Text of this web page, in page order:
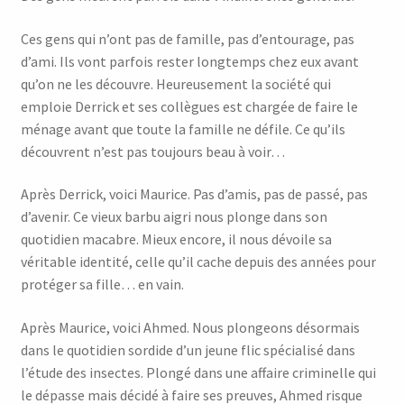
Ces gens qui n’ont pas de famille, pas d’entourage, pas
d’ami. Ils vont parfois rester longtemps chez eux avant
qu’on ne les découvre. Heureusement la société qui
emploie Derrick et ses collègues est chargée de faire le
ménage avant que toute la famille ne défile. Ce qu’ils
découvrent n’est pas toujours beau à voir…
Après Derrick, voici Maurice. Pas d’amis, pas de passé, pas
d’avenir. Ce vieux barbu aigri nous plonge dans son
quotidien macabre. Mieux encore, il nous dévoile sa
véritable identité, celle qu’il cache depuis des années pour
protéger sa fille… en vain.
Après Maurice, voici Ahmed. Nous plongeons désormais
dans le quotidien sordide d’un jeune flic spécialisé dans
l’étude des insectes. Plongé dans une affaire criminelle qui
le dépasse mais décidé à faire ses preuves, Ahmed risque